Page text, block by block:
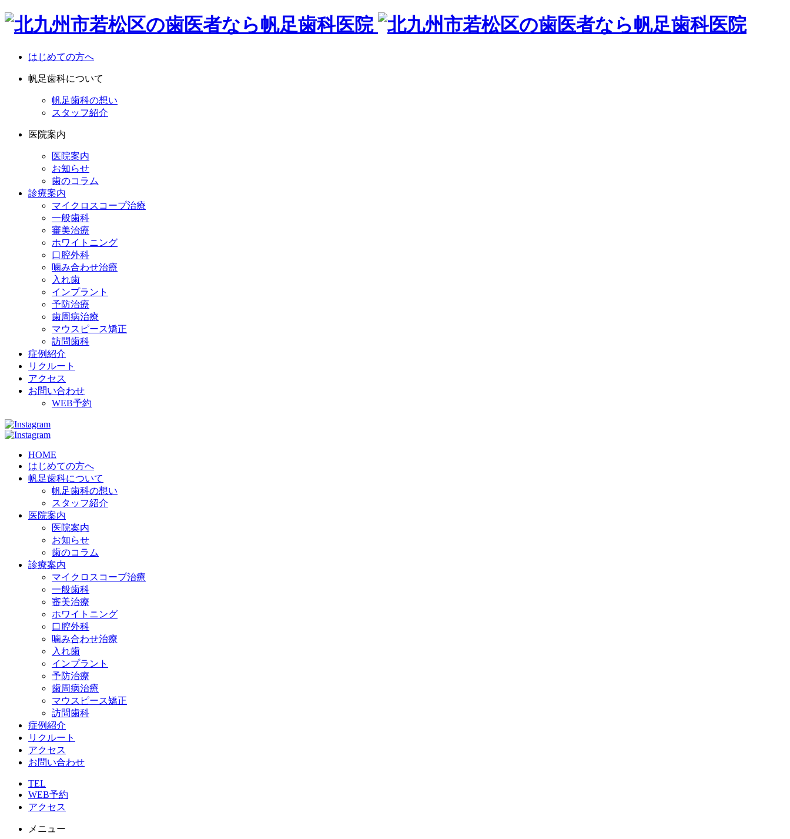
はじめての方へ
帆足歯科について
帆足歯科の想い
スタッフ紹介
医院案内
医院案内
お知らせ
歯のコラム
診療案内
マイクロスコープ治療
一般歯科
審美治療
ホワイトニング
口腔外科
噛み合わせ治療
入れ歯
インプラント
予防治療
歯周病治療
マウスピース矯正
訪問歯科
症例紹介
リクルート
アクセス
お問い合わせ
WEB予約
HOME
はじめての方へ
帆足歯科について
帆足歯科の想い
スタッフ紹介
医院案内
医院案内
お知らせ
歯のコラム
診療案内
マイクロスコープ治療
一般歯科
審美治療
ホワイトニング
口腔外科
噛み合わせ治療
入れ歯
インプラント
予防治療
歯周病治療
マウスピース矯正
訪問歯科
症例紹介
リクルート
アクセス
お問い合わせ
TEL
WEB予約
アクセス
メニュー